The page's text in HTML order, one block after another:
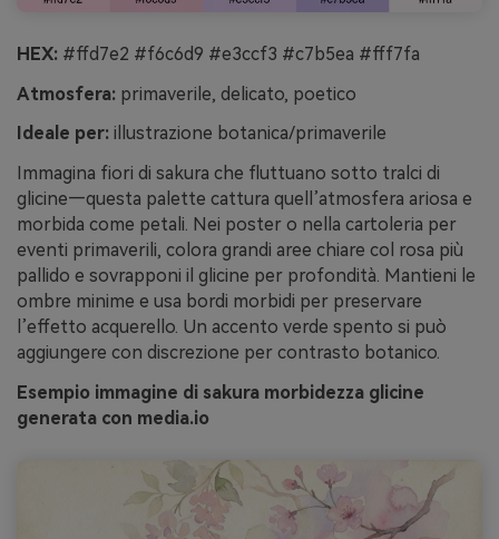
HEX: #ffd7e2 #f6c6d9 #e3ccf3 #c7b5ea #fff7fa
Atmosfera: primaverile, delicato, poetico
Ideale per: illustrazione botanica/primaverile
Immagina fiori di sakura che fluttuano sotto tralci di
glicine—questa palette cattura quell’atmosfera ariosa e
morbida come petali. Nei poster o nella cartoleria per
eventi primaverili, colora grandi aree chiare col rosa più
pallido e sovrapponi il glicine per profondità. Mantieni le
ombre minime e usa bordi morbidi per preservare
l’effetto acquerello. Un accento verde spento si può
aggiungere con discrezione per contrasto botanico.
Esempio immagine di sakura morbidezza glicine
generata con media.io